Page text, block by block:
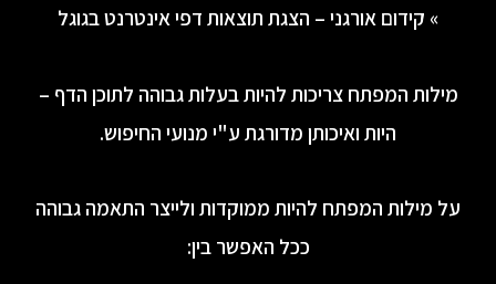
» קידום אורגני – הצגת תוצאות דפי אינטרנט בגוגל
מילות המפתח צריכות להיות בעלות גבוהה לתוכן הדף –
היות ואיכותן מדורגת ע"י מנועי החיפוש.
על מילות המפתח להיות ממוקדות ולייצר התאמה גבוהה
ככל האפשר בין: